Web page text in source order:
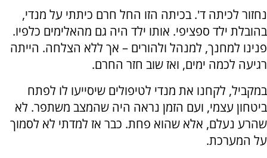
נחזור לכיתה ד'. בכיתה הזו החל חרם כיתתי על מנדי,
בהובלת ילד ספציפי. אותו ילד היה גם מהאלימים כלפיו.
פנינו למחנך, למנהל ולהורים – אך ללא הצלחה. הייתה
רגיעה לכמה ימים, ואז שוב חזר החרם.
במקביל, לקחנו את מנדי לטיפולים שיסייעו לו לפתח
ביטחון עצמי, ועם הזמן נראה היה שהמצב משתפר. לא
שהרע נעלם, אלא שהוא פחת. כבר אז למדתי לא לסמוך
על המערכת.